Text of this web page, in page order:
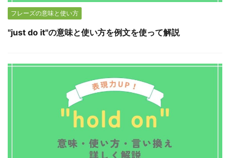
フレーズの意味と使い方
"just do it"の意味と使い方を例文を使って解説